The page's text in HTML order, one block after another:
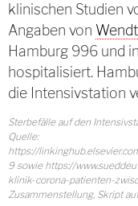
klinischen Studien
Angaben von
Hamburg 996 und
hospitalisiert.
die Intensivstation
Sterbefälle auf den
Quelle:
https://
9 sowie https://
klinik-corona-patienten-
Zusammenstellung, Skript